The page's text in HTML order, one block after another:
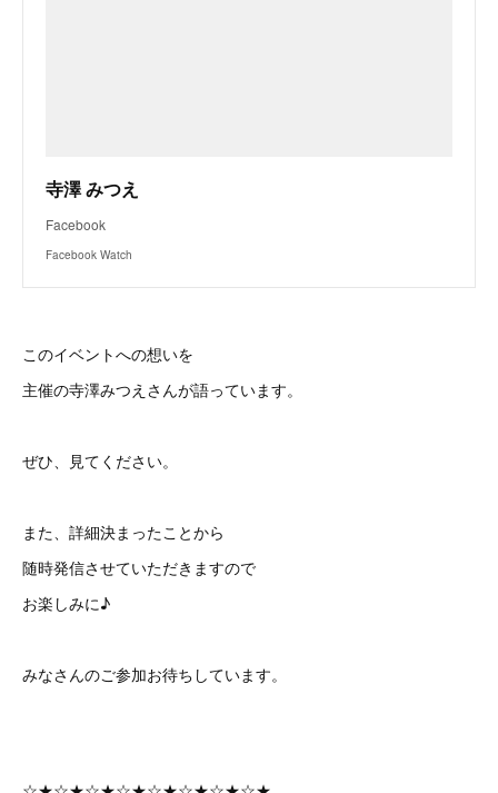
寺澤 みつえ
Facebook
Facebook Watch
このイベントへの想いを
主催の寺澤みつえさんが語っています。
ぜひ、見てください。
また、詳細決まったことから
随時発信させていただきますので
お楽しみに♪
みなさんのご参加お待ちしています。